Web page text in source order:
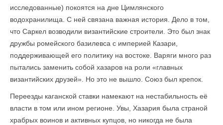
исследованные) покоятся на дне Цимлянского
водохранилища. С ней связана важная история. Дело в том,
что Саркел возводили византийские строители. Это был знак
дружбы ромейского базилевса с империей Казари,
поддерживающей его политику на востоке. Варяги много раз
пытались заменить собой хазаров на роли «главных
византийских друзей». Но это не вышло. Союз был крепок.
Переезды каганской ставки намекают на нестабильность её
власти в том или ином регионе. Увы, Хазария была страной
храбрых воинов и активных купцов, но никогда не была